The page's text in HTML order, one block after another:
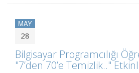
MAY
28
Bilgisayar Programcılığı
"7’den 70’e Temizlik.."